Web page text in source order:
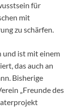
für
mit
zu schärfen.
und ist mit einem
das auch an
Bisherige
„Freunde des